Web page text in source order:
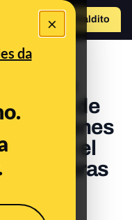
×
da
Hazte Maldito
en
de
trenes
sale el
las obras